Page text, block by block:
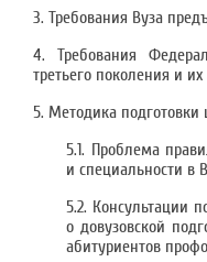
3. Требования Вуза
4. Требования
третьего поколения и их
5. Методика
5.1. Проблема
и специальности в
5.2. Консультации
о довузовской
абитуриентов